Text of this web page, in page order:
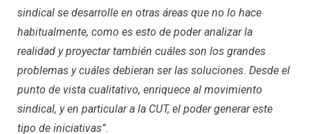
sindical se desarrolle en otras áreas que no lo hace
habitualmente, como es esto de poder analizar la
realidad y proyectar también cuáles son los grandes
problemas y cuáles debieran ser las soluciones. Desde el
punto de vista cualitativo, enriquece al movimiento
sindical, y en particular a la CUT, el poder generar este
tipo de iniciativas”.